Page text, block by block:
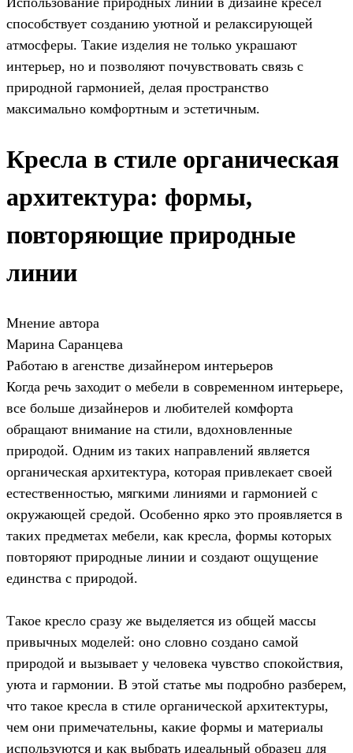
способствует созданию уютной и релаксирующей
атмосферы. Такие изделия не только украшают
интерьер, но и позволяют почувствовать связь с
природной гармонией, делая пространство
максимально комфортным и эстетичным.
Кресла в стиле органическая
архитектура: формы,
повторяющие природные
линии
Мнение автора
Марина Саранцева
Работаю в агенстве дизайнером интерьеров
Когда речь заходит о мебели в современном интерьере,
все больше дизайнеров и любителей комфорта
обращают внимание на стили, вдохновленные
природой. Одним из таких направлений является
органическая архитектура, которая привлекает своей
естественностью, мягкими линиями и гармонией с
окружающей средой. Особенно ярко это проявляется в
таких предметах мебели, как кресла, формы которых
повторяют природные линии и создают ощущение
единства с природой.
Такое кресло сразу же выделяется из общей массы
привычных моделей: оно словно создано самой
природой и вызывает у человека чувство спокойствия,
уюта и гармонии. В этой статье мы подробно разберем,
что такое кресла в стиле органической архитектуры,
чем они примечательны, какие формы и материалы
используются и как выбрать идеальный образец для